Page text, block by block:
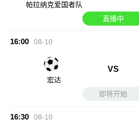
帕拉纳克爱国者队
直播中
16:00 08-10
宏达
VS
即将开始
16:30 08-10